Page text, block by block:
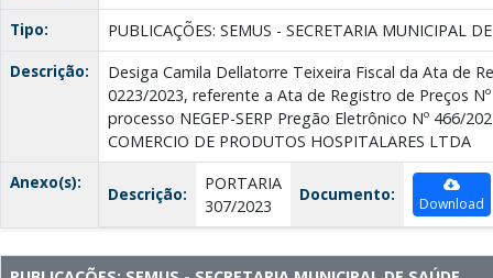
Tipo:
PUBLICAÇÕES: SEMUS - SECRETARIA MUNICIPAL
Descrição:
Desiga Camila Dellatorre Teixeira Fiscal da Ata de
0223/2023, referente a Ata de Registro de Preços
processo NEGEP-SERP Pregão Eletrônico Nº 466/
COMERCIO DE PRODUTOS HOSPITALARES LTDA
Anexo(s):
Descrição:
PORTARIA
307/2023
Documento: Download